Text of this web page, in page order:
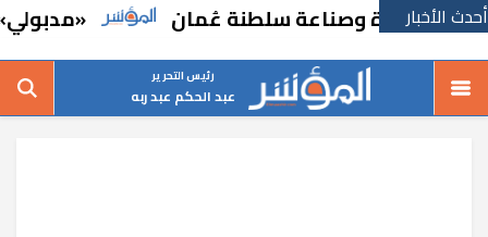
أحدث الأخبار
تجارة وصناعة سلطنة عُمان «مدبولي»
رئيس التحرير
عبد الحكم عبد ربه